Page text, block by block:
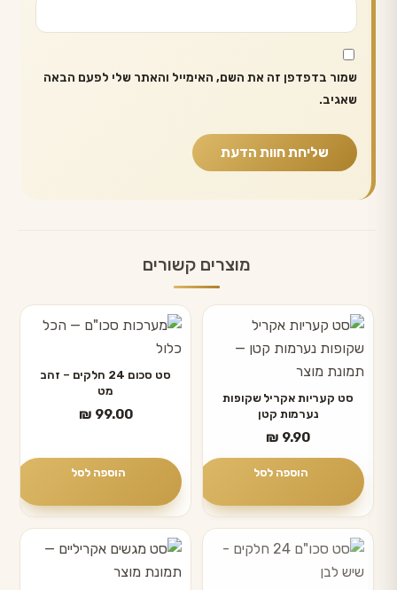
שמור בדפדפן זה את השם, האימייל והאתר שלי לפעם הבאה
שאגיב.
מוצרים קשורים
סט קעריות אקריל שקופות
נערמות קטן
₪ 9.90
הוספה לסל
סט סכום 24 חלקים – זהב
מט
₪ 99.00
הוספה לסל